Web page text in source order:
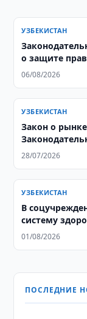
УЗБЕКИСТАН
о защите
06/08/2026
УЗБЕКИСТАН
Закон о
28/07/2026
УЗБЕКИСТАН
В
систему
01/08/2026
ПОСЛЕДНИЕ